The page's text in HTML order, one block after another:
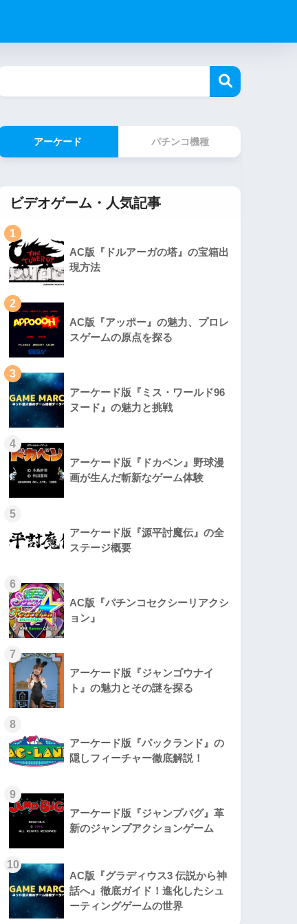
アーケード パチンコ機種
ビデオゲーム・人気記事
1
AC版『ドルアーガの塔』の宝箱出
現方法
2
AC版『アッポー』の魅力、プロレ
スゲームの原点を探る
3
アーケード版『ミス・ワールド96
ヌード』の魅力と挑戦
4
アーケード版『ドカベン』野球漫
画が生んだ斬新なゲーム体験
5
アーケード版『源平討魔伝』の全
ステージ概要
6
AC版『パチンコセクシーリアクシ
ョン』
7
アーケード版『ジャンゴウナイ
ト』の魅力とその謎を探る
8
アーケード版『パックランド』の
隠しフィーチャー徹底解説！
9
アーケード版『ジャンプバグ』革
新のジャンプアクションゲーム
10
AC版『グラディウス3 伝説から神
話へ』徹底ガイド！進化したシュ
ーティングゲームの世界